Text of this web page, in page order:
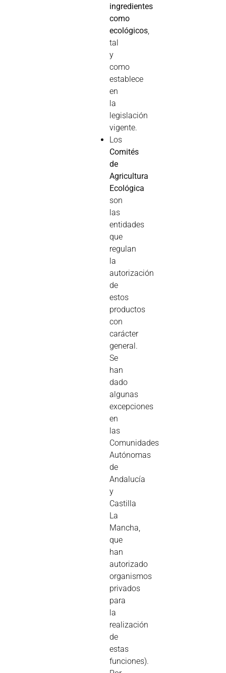
ingredientes
como
ecológicos,
tal
y
como
establece
en
la
legislación
vigente.
Los
Comités
de
Agricultura
Ecológica
son
las
entidades
que
regulan
la
autorización
de
estos
productos
con
carácter
general.
Se
han
dado
algunas
excepciones
en
las
Comunidades
Autónomas
de
Andalucía
y
Castilla
La
Mancha,
que
han
autorizado
organismos
privados
para
la
realización
de
estas
funciones).